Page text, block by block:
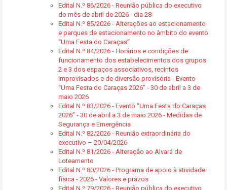
Edital N.º 86/2026 - Reunião pública do executivo
do mês de abril de 2026 - dia 28
Edital N.º 85/2026 - Alterações ao estacionamento
e parques de estacionamento no âmbito do evento
“Uma Festa do Caraças”
Edital N.º 84/2026 - Horários e condições de
funcionamento dos estabelecimentos dos grupos
2 e 3 dos espaços associativos, recintos
improvisados e de diversão provisória - Evento
“Uma Festa do Caraças 2026” - 30 de abril a 3 de
maio 2026
Edital N.º 83/2026 - Evento “Uma Festa do Caraças
2026” - 30 de abril a 3 de maio 2026 - Medidas de
Segurança e Emergência
Edital N.º 82/2026 - Reunião extraordinária do
executivo – 20/04/2026
Edital N.º 81/2026 - Alteração ao Alvará de
Loteamento
Edital N.º 80/2026 - Programa de apoio à atividade
física - 2026 - Valores e prazos
Edital N.º 79/2026 - Reunião pública do executivo